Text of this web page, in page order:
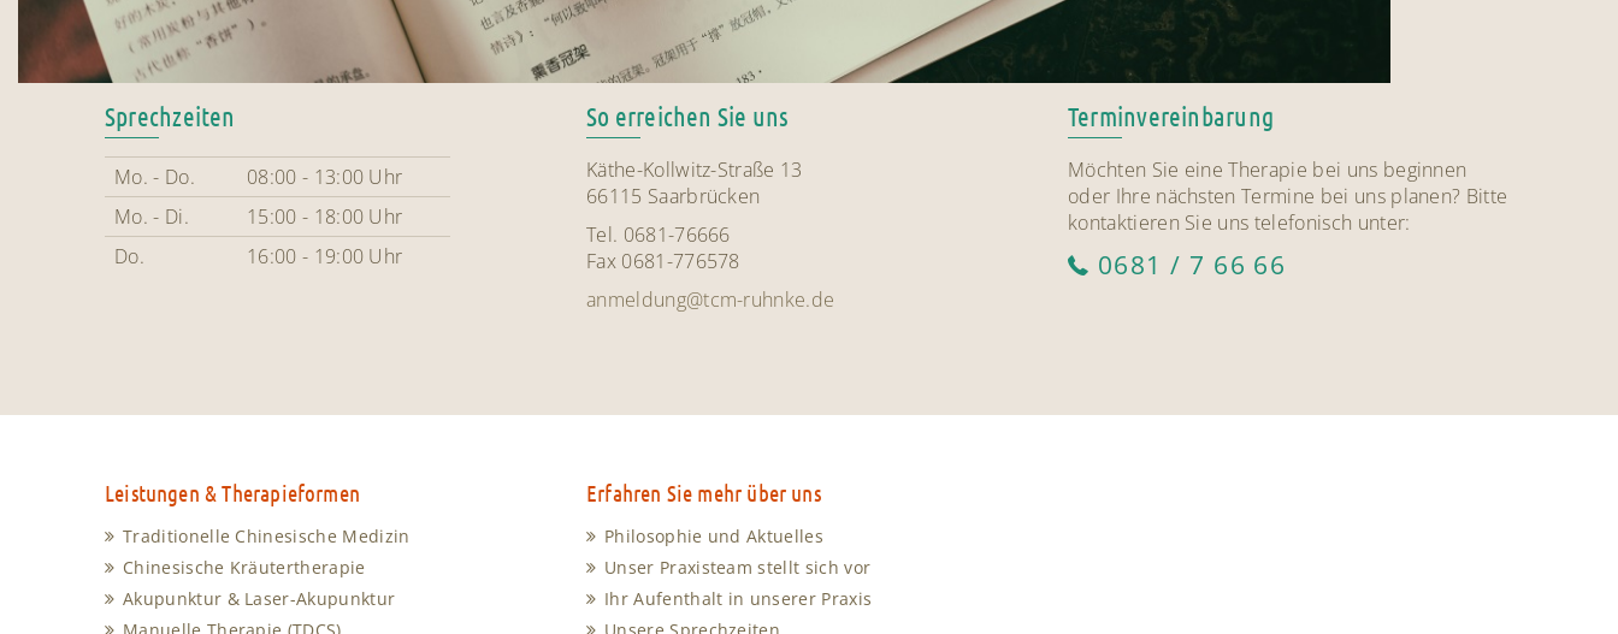
Sprechzeiten
Mo. - Do.
08:00 - 13:00 Uhr
Mo. - Di.
15:00 - 18:00 Uhr
Do.
16:00 - 19:00 Uhr
So erreichen Sie uns
Käthe-Kollwitz-Straße 13
66115 Saarbrücken
Tel. 0681-76666
Fax 0681-776578
anmeldung@tcm-ruhnke.de
Terminvereinbarung
Möchten Sie eine Therapie bei uns beginnen
oder Ihre nächsten Termine bei uns planen? Bitte
kontaktieren Sie uns telefonisch unter:
0681 / 7 66 66
Leistungen & Therapieformen
Traditionelle Chinesische Medizin
Chinesische Kräutertherapie
Akupunktur & Laser-Akupunktur
Erfahren Sie mehr über uns
Philosophie und Aktuelles
Unser Praxisteam stellt sich vor
Ihr Aufenthalt in unserer Praxis